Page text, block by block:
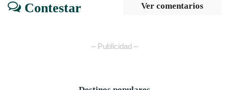
Contestar Ver comentarios
– Publicidad –